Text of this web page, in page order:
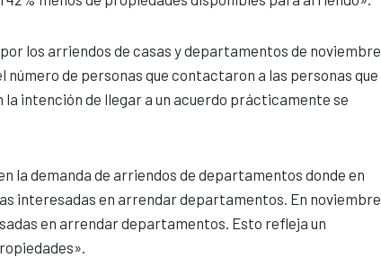
los arriendos de casas y departamentos de noviembre
número de personas que contactaron a las personas que
intención de llegar a un acuerdo prácticamente se
la demanda de arriendos de departamentos donde en
interesadas en arrendar departamentos. En noviembre
en arrendar departamentos. Esto refleja un